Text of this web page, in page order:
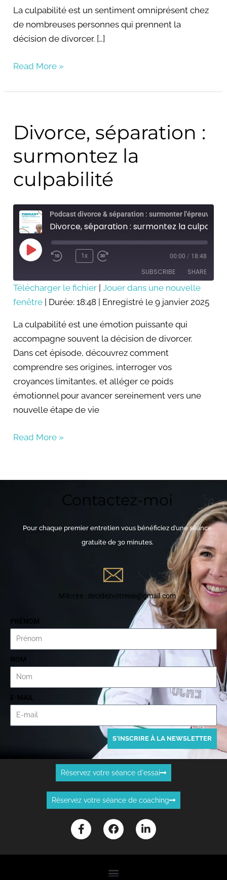
La culpabilité est un sentiment omniprésent chez
de nombreuses personnes qui prennent la
décision de divorcer. […]
Read More »
Divorce, séparation :
surmontez la
culpabilité
Podcast divorce & séparation : surmonter l'épreuve
Play
Episode
1x 00:00 / 18:48
SUBSCRIBE SHARE
SHARE
LINK
EMBED
Télécharger le fichier |Jouer dans une nouvelle
fenêtre
Durée: 18:48 Enregistré le 9 janvier 2025
La culpabilité est une émotion puissante qui
accompagne souvent la décision de divorcer.
Dans cet épisode, découvrez comment
comprendre ses origines, interroger vos
croyances limitantes, et alléger ce poids
émotionnel pour avancer sereinement vers une
nouvelle étape de vie
Divorce,
séparation
:
surmontez
la
Read More »
Contactez-moi
Pour chaque premier entretien vous bénéficiez d’une séance
gratuite de 30 minutes.
M'écrire : decidezvotrevie@gmail.com
PRÉNOM
NOM
E-MAIL
S'INSCRIRE À LA NEWSLETTER
Réservez votre séance d'essai
Réservez votre séance de coaching
a
c
b
a
c
b
o
i
n
e